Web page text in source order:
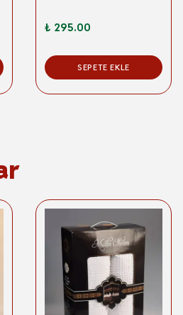
₺ 295.00
SEPETE EKLE